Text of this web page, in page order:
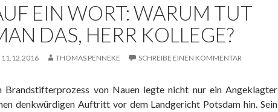
EIN WORT: WARUM TUT
DAS, HERR KOLLEGE?
11.12.2016 THOMAS PENNEKE SCHREIBE EINEN KOMMENTAR
Brandstifterprozess von Nauen legte nicht nur ein Angeklagter
denkwürdigen Auftritt vor dem Landgericht Potsdam hin. Sein